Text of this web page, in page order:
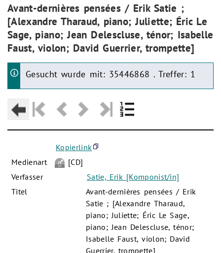
Aktuelle Seite:
Avant-dernières pensées / Erik Satie ;
[Alexandre Tharaud, piano; Juliette; Éric Le
Sage, piano; Jean Delescluse, ténor; Isabelle
Faust, violon; David Guerrier, trompette]
Gesucht wurde mit: 35446868 . Treffer: 1
Kopierlink
Medienart
[CD]
Verfasser
Satie, Erik [Komponist/in]
Titel
Avant-dernières pensées / Erik
Satie ; [Alexandre Tharaud,
piano; Juliette; Éric Le Sage,
piano; Jean Delescluse, ténor;
Isabelle Faust, violon; David
Guerrier, trompette]